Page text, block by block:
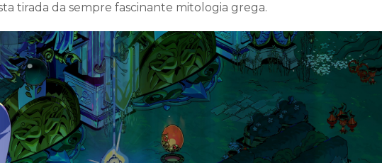
tirada da sempre fascinante mitologia grega.